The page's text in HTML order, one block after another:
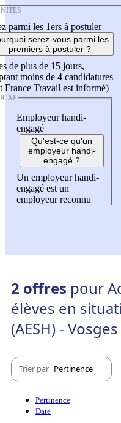
parmi les 1ers à postuler
serez-vous parmi les
premiers à postuler ?
de plus de 15 jours,
moins de 4 candidatures
France Travail est informé)
Employeur handi-
engagé
Qu'est-ce qu'un
employeur handi-
engagé ?
Un employeur handi-
engagé est un
employeur reconnu
2 offres pour
élèves en
(AESH) -
Trier par Pertinence
Pertinence
Date